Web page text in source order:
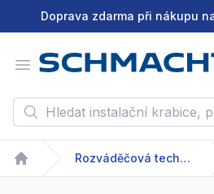
Doprava zdarma při nákupu
Open menu
Hledat instalační krabice, plc,
Home
Rozváděčová technika